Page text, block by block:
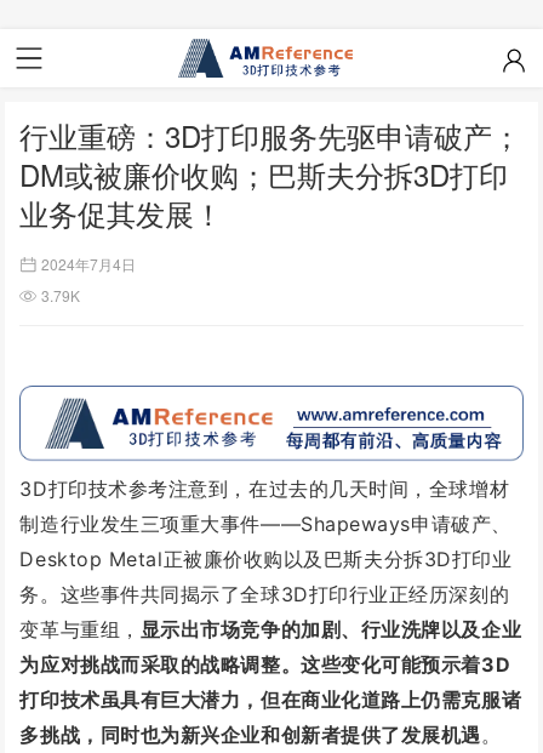
行业重磅：3D打印服务先驱申请破产；
DM或被廉价收购；巴斯夫分拆3D打印
业务促其发展！
2024年7月4日
3.79K
3D打印技术参考注意到，在过去的几天时间，全球增材
制造行业发生三项重大事件——Shapeways申请破产、
Desktop Metal正被廉价收购以及巴斯夫分拆3D打印业
务。这些事件共同揭示了全球3D打印行业正经历深刻的
变革与重组， 显示出市场竞争的加剧、行业洗牌以及企业
为应对挑战而采取的战略调整。这些变化可能预示着3D
打印技术虽具有巨大潜力，但在商业化道路上仍需克服诸
多挑战，同时也为新兴企业和创新者提供了发展机遇。